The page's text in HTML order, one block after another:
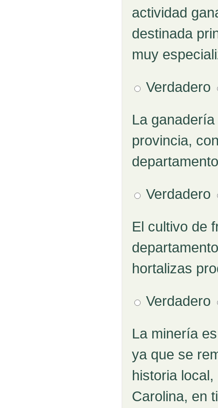
actividad
destinada
muy
Verdadero
Pregunta 3
La
provincia,
Verdadero
Pregunta 4
El cultivo de
hortalizas
Verdadero
Pregunta 5
La minería
ya que se
historia
Carolina, en